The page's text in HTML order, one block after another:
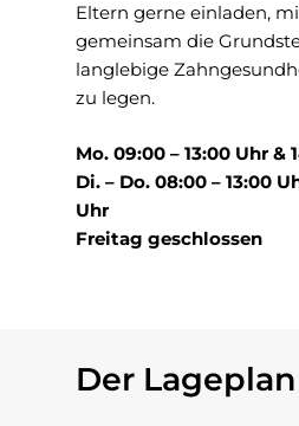
Eltern gerne einladen,
gemeinsam die
langlebige
zu legen.
Mo. 09:00 – 13:00 Uhr &
Di. – Do. 08:00 – 13:00
Uhr
Freitag geschlossen
Der Lageplan